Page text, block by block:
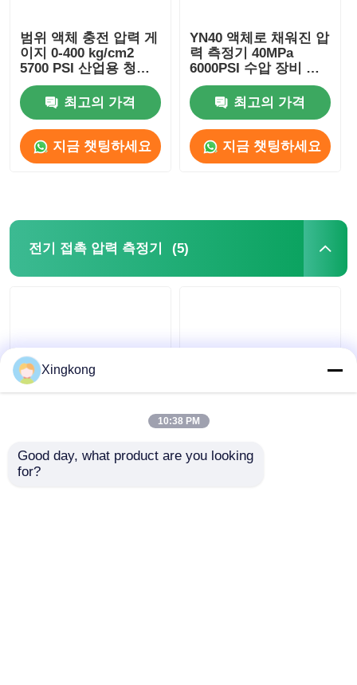
범위 액체 충전 압력 게
이지 0-400 kg/cm2
5700 PSI 산업용 청소
용 고압 세척기
최고의 가격
지금 챗팅하세요
YN40 액체로 채워진 압
력 측정기 40MPa
6000PSI 수압 장비 산
업용 충격을 방지
최고의 가격
지금 챗팅하세요
전기 접촉 압력 측정기 (5)
압력 게이지 40mm 산
모니터링 장비
압력 게이지 63mm
전 압력 게이지
Xingkong
10:38 PM
Good day, what product are you looking
for?